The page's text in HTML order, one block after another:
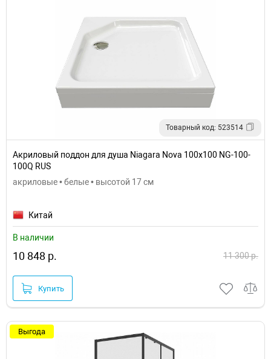
Товарный код: 523514
Акриловый поддон для душа Niagara Nova 100x100 NG-100-
100Q RUS
акриловые • белые • высотой 17 см
Китай
В наличии
10 848 р. 11 300 р.
Купить
Выгода